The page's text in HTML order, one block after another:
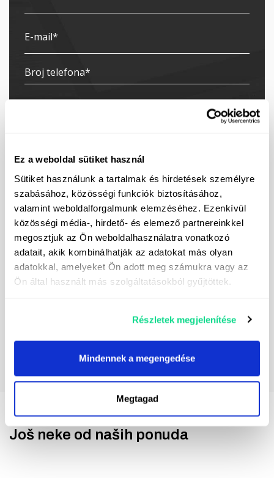
Ez a weboldal sütiket használ
Sütiket használunk a tartalmak és hirdetések személyre
szabásához, közösségi funkciók biztosításához,
valamint weboldalforgalmunk elemzéséhez. Ezenkívül
közösségi média-, hirdető- és elemező partnereinkkel
megosztjuk az Ön weboldalhasználatra vonatkozó
adatait, akik kombinálhatják az adatokat más olyan
adatokkal, amelyeket Ön adott meg számukra vagy az
Ön által használt más szolgáltatásokból gyűjtöttek.
Részletek megjelenítése
Mindennek a megengedése
Megtagad
Pretplaćujem se na newsletter
Dajem suglasnost za obradu mojih podataka u
svrhu slanja elektroničkih poruka izravnog marketinga.
Kontakt podatke voditelja obrade možete pronaći
ovdje
Još neke od naših ponuda